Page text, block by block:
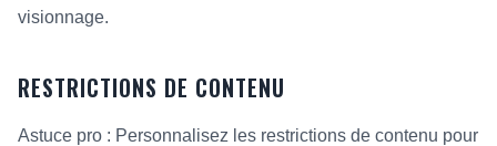
visionnage.
RESTRICTIONS DE CONTENU
Astuce pro : Personnalisez les restrictions de contenu pour